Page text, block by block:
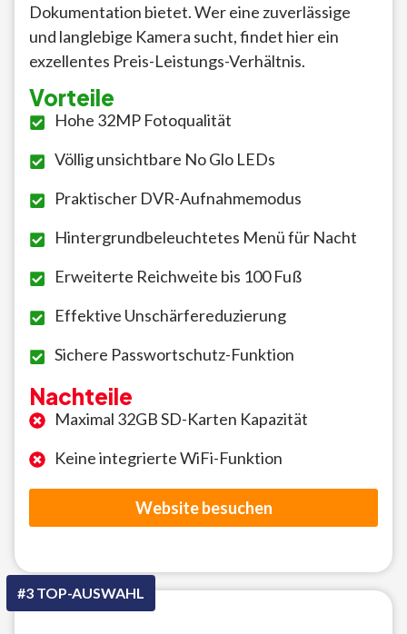
Dokumentation bietet. Wer eine zuverlässige
und langlebige Kamera sucht, findet hier ein
exzellentes Preis-Leistungs-Verhältnis.
Vorteile
Hohe 32MP Fotoqualität
Völlig unsichtbare No Glo LEDs
Praktischer DVR-Aufnahmemodus
Hintergrundbeleuchtetes Menü für Nacht
Erweiterte Reichweite bis 100 Fuß
Effektive Unschärfereduzierung
Sichere Passwortschutz-Funktion
Nachteile
Maximal 32GB SD-Karten Kapazität
Keine integrierte WiFi-Funktion
Website besuchen
#3 TOP-AUSWAHL